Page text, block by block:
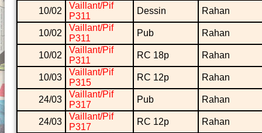
10/02
Vaillant/Pif
P311
Dessin Rahan
10/02
Vaillant/Pif
P311
Pub Rahan
10/02
Vaillant/Pif
P311
RC 18p Rahan
10/03
Vaillant/Pif
P315
RC 12p Rahan
24/03
Vaillant/Pif
P317
Pub Rahan
24/03
Vaillant/Pif
P317
RC 12p Rahan